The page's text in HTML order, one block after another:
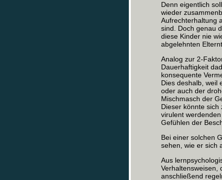
Denn eigentlich
wieder
Aufrechterhaltung
sind. Doch genau
diese Kinder nie
abgelehnten
Analog zur 2-
Dauerhaftigkeit
konsequente
Dies deshalb, weil
oder auch der
Mischmasch der
Dieser könnte
virulent
Gefühlen der
Bei einer solchen
sehen, wie er sich
Aus
Verhaltensweisen,
anschließend